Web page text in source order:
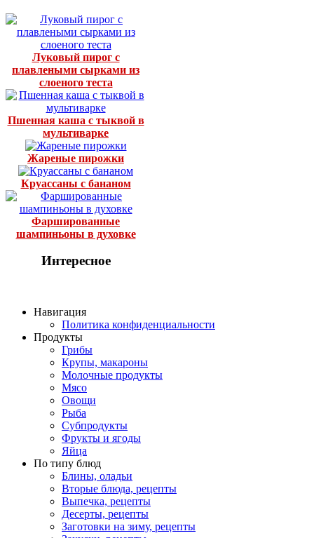
Луковый пирог с
плавлеными сырками из
слоеного теста
Пшенная каша с тыквой в
мультиварке
Жареные пирожки
Круассаны с бананом
Фаршированные
шампиньоны в духовке
Интересное
Навигация
Политика конфиденциальности
Продукты
Грибы
Крупы, макароны
Молочные продукты
Мясо
Овощи
Рыба
Субпродукты
Фрукты и ягоды
Яйца
По типу блюд
Блины, оладьи
Вторые блюда, рецепты
Выпечка, рецепты
Десерты, рецепты
Заготовки на зиму, рецепты